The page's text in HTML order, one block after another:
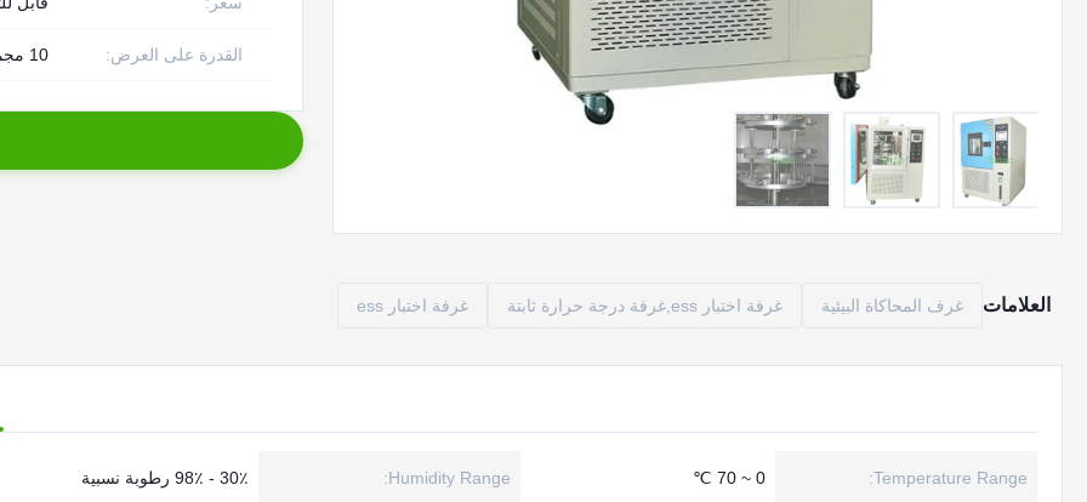
القدرة على العرض: 10 مجموعات / شهر
العلامات غرف المحاكاة البيئية غرفة اختبار ess,غرفة درجة حرارة ثابتة غرفة اختبار ess
Temperature Range:
0 ~ 70 ℃
Humidity Range: 30٪ - 98٪ رطوبة نسبية